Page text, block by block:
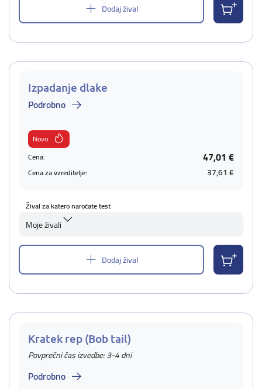
Dodaj žival
Izpadanje dlake
Podrobno
Novo
Cena:
47,01 €
Cena za vzreditelje: 37,61 €
Žival za katero naročate test
Moje živali
Dodaj žival
Kratek rep (Bob tail)
Povprečni čas izvedbe: 3-4 dni
Podrobno